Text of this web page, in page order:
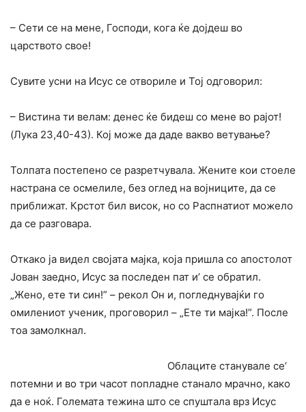
– Сети се на мене, Господи, кога ќе дојдеш во
царството свое!
Сувите усни на Исус се отвориле и Тој одговорил:
– Вистина ти велам: денес ќе бидеш co мене во рајот!
(Лука 23,40-43). Кој може да даде вакво ветување?
Толпата постепено се разретчувала. Жените кои стоеле
настрана се осмелиле, без оглед на војниците, да се
приближат. Крстот бил висок, но co Распнатиот можело
да се разговара.
Откако ја видел својата мајка, која пришла co апостолот
Јован заедно, Исус за последен пат и’ се обратил.
„Жено, ете ти син!” – рекол Он и, погледнувајќи го
омилениот ученик, проговорил – „Ете ти мајка!”. После
тоа замолкнал.
Облаците станувале се’
потемни и во три часот попладне станало мрачно, како
да е ноќ. Големата тежина што се спуштала врз Исус